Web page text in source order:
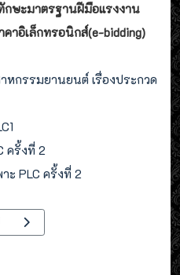
ษะมาตรฐานฝีมือแรงงาน
าอิเล็กทรอนิกส์(e-bidding)
หกรรมยานยนต์ เรื่องประกวด
ครั้งที่ 2
ะ PLC ครั้งที่ 2
ลัยเทคนิคอุตสาหกรรมยานยนต์ เ
ดไป: ประกาศวิทยาลัยเทคนิคอุตสา